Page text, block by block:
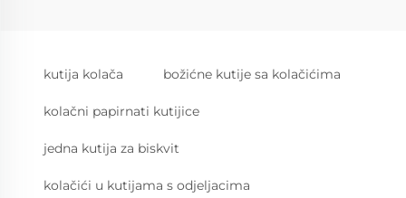
kutija kolača božićne kutije sa kolačićima
kolačni papirnati kutijice
jedna kutija za biskvit
kolačići u kutijama s odjeljacima